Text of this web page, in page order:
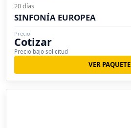
20 días
SINFONÍA EUROPEA
Precio
Cotizar
Precio bajo solicitud
VER PAQUETE